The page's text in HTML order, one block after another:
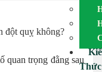
Thức
quan trọng đằng sau